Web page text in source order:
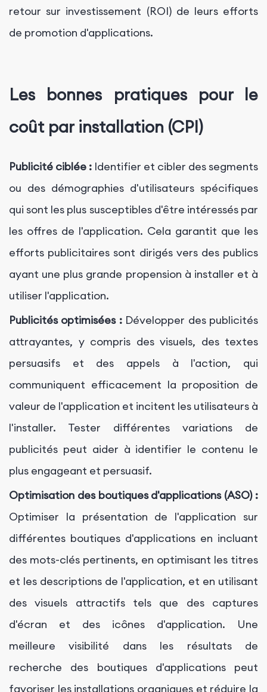
retour sur investissement (ROI) de leurs efforts
de promotion d'applications.
Les bonnes pratiques pour le
coût par installation (CPI)
Publicité ciblée : Identifier et cibler des segments
ou des démographies d'utilisateurs spécifiques
qui sont les plus susceptibles d'être intéressés par
les offres de l'application. Cela garantit que les
efforts publicitaires sont dirigés vers des publics
ayant une plus grande propension à installer et à
utiliser l'application.
Publicités optimisées :Développer des publicités
attrayantes, y compris des visuels, des textes
persuasifs et des appels à l'action, qui
communiquent efficacement la proposition de
valeur de l'application et incitent les utilisateurs à
l'installer. Tester différentes variations de
publicités peut aider à identifier le contenu le
plus engageant et persuasif.
Optimisation des boutiques d'applications (ASO) :
Optimiser la présentation de l'application sur
différentes boutiques d'applications en incluant
des mots-clés pertinents, en optimisant les titres
et les descriptions de l'application, et en utilisant
des visuels attractifs tels que des captures
d'écran et des icônes d'application. Une
meilleure visibilité dans les résultats de
recherche des boutiques d'applications peut
favoriser les installations organiques et réduire la